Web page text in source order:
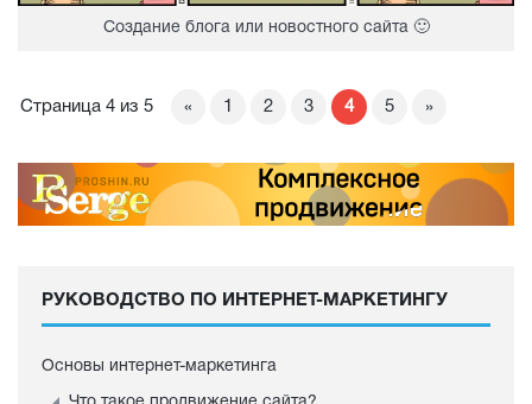
Создание блога или новостного сайта 🙂
Страница 4 из 5 « 1 2 3 4 5 »
РУКОВОДСТВО ПО ИНТЕРНЕТ-МАРКЕТИНГУ
Основы интернет-маркетинга